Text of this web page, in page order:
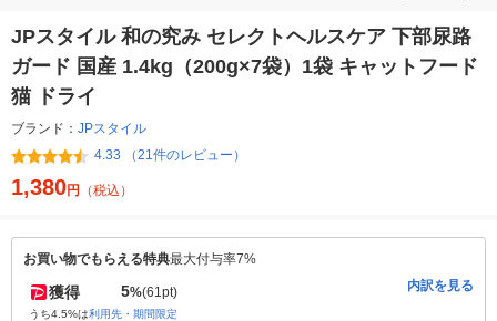
JPスタイル 和の究み セレクトヘルスケア 下部尿路
ガード 国産 1.4kg（200g×7袋）1袋 キャットフード
猫 ドライ
ブランド： JPスタイル
4.33 （21件のレビュー）
1,380円 （税込）
お買い物でもらえる特典最大付与率7%
獲得 5%(61pt)
うち4.5%は利用先・期間限定
内訳を見る